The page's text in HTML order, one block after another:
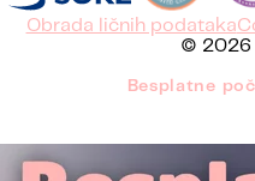
Obrada ličnih podataka
© 2026
Besplatne